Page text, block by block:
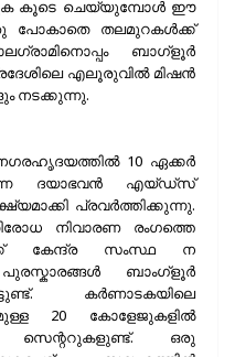
കൂടെ ചെയ്യുമ്പോള്‍ ഈ
പോകാതെ തലമുറകള്‍ക്ക്
ബാഗ്ളൂര്‍
എലൂരുവില്‍ മിഷന്‍
നടക്കുന്നു.
10 ഏക്കര്‍
ദയാഭവന്‍ എയ്ഡ്സ്
പ്രവര്‍ത്തിക്കുന്നു.
നിവാരണ രംഗത്തെ
കേന്ദ്ര സംസ്ഥ ന
ബാംഗ്ളൂര്‍
കര്‍ണാടകയിലെ
20 കോളേജുകളില്‍
സെന്ററുകളുണ്ട്. ഒരു